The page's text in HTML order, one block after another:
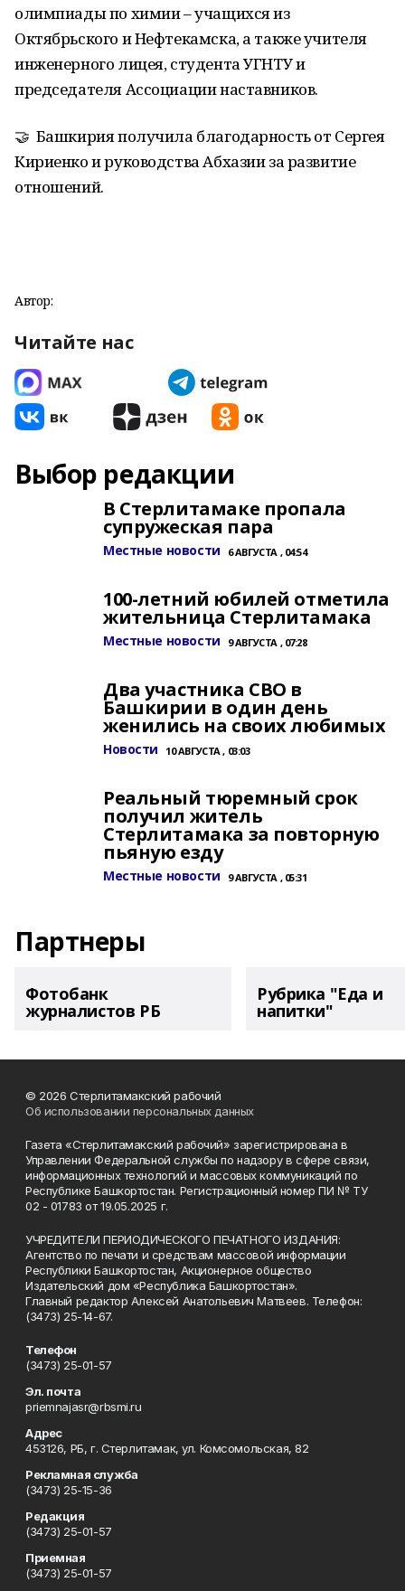
олимпиады по химии – учащихся из
Октябрьского и Нефтекамска, а также учителя
инженерного лицея, студента УГНТУ и
председателя Ассоциации наставников.
🤝 Башкирия получила благодарность от Сергея
Кириенко и руководства Абхазии за развитие
отношений.
Автор:
Читайте нас
Выбор редакции
В Стерлитамаке пропала
супружеская пара
Местные новости 6 АВГУСТА , 04:54
100-летний юбилей отметила
жительница Стерлитамака
Местные новости 9 АВГУСТА , 07:28
Два участника СВО в
Башкирии в один день
женились на своих любимых
Новости 10 АВГУСТА , 03:03
Реальный тюремный срок
получил житель
Стерлитамака за повторную
пьяную езду
Местные новости 9 АВГУСТА , 05:31
Партнеры
Фотобанк
журналистов РБ
Рубрика "Еда и
напитки"
© 2026 Стерлитамакский рабочий
Об использовании персональных данных
Газета «Стерлитамакский рабочий» зарегистрирована в
Управлении Федеральной службы по надзору в сфере связи,
информационных технологий и массовых коммуникаций по
Республике Башкортостан. Регистрационный номер ПИ № ТУ
02 - 01783 от 19.05.2025 г.
УЧРЕДИТЕЛИ ПЕРИОДИЧЕСКОГО ПЕЧАТНОГО ИЗДАНИЯ:
Агентство по печати и средствам массовой информации
Республики Башкортостан, Акционерное общество
Издательский дом «Республика Башкортостан».
Главный редактор Алексей Анатольевич Матвеев. Телефон:
(3473) 25-14-67.
Телефон
(3473) 25-01-57
Эл. почта
priemnajasr@rbsmi.ru
Адрес
453126, РБ, г. Стерлитамак, ул. Комсомольская, 82
Рекламная служба
(3473) 25-15-36
Редакция
(3473) 25-01-57
Приемная
(3473) 25-01-57